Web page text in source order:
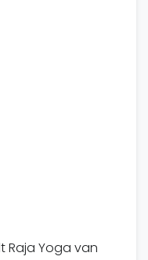
Raja Yoga van